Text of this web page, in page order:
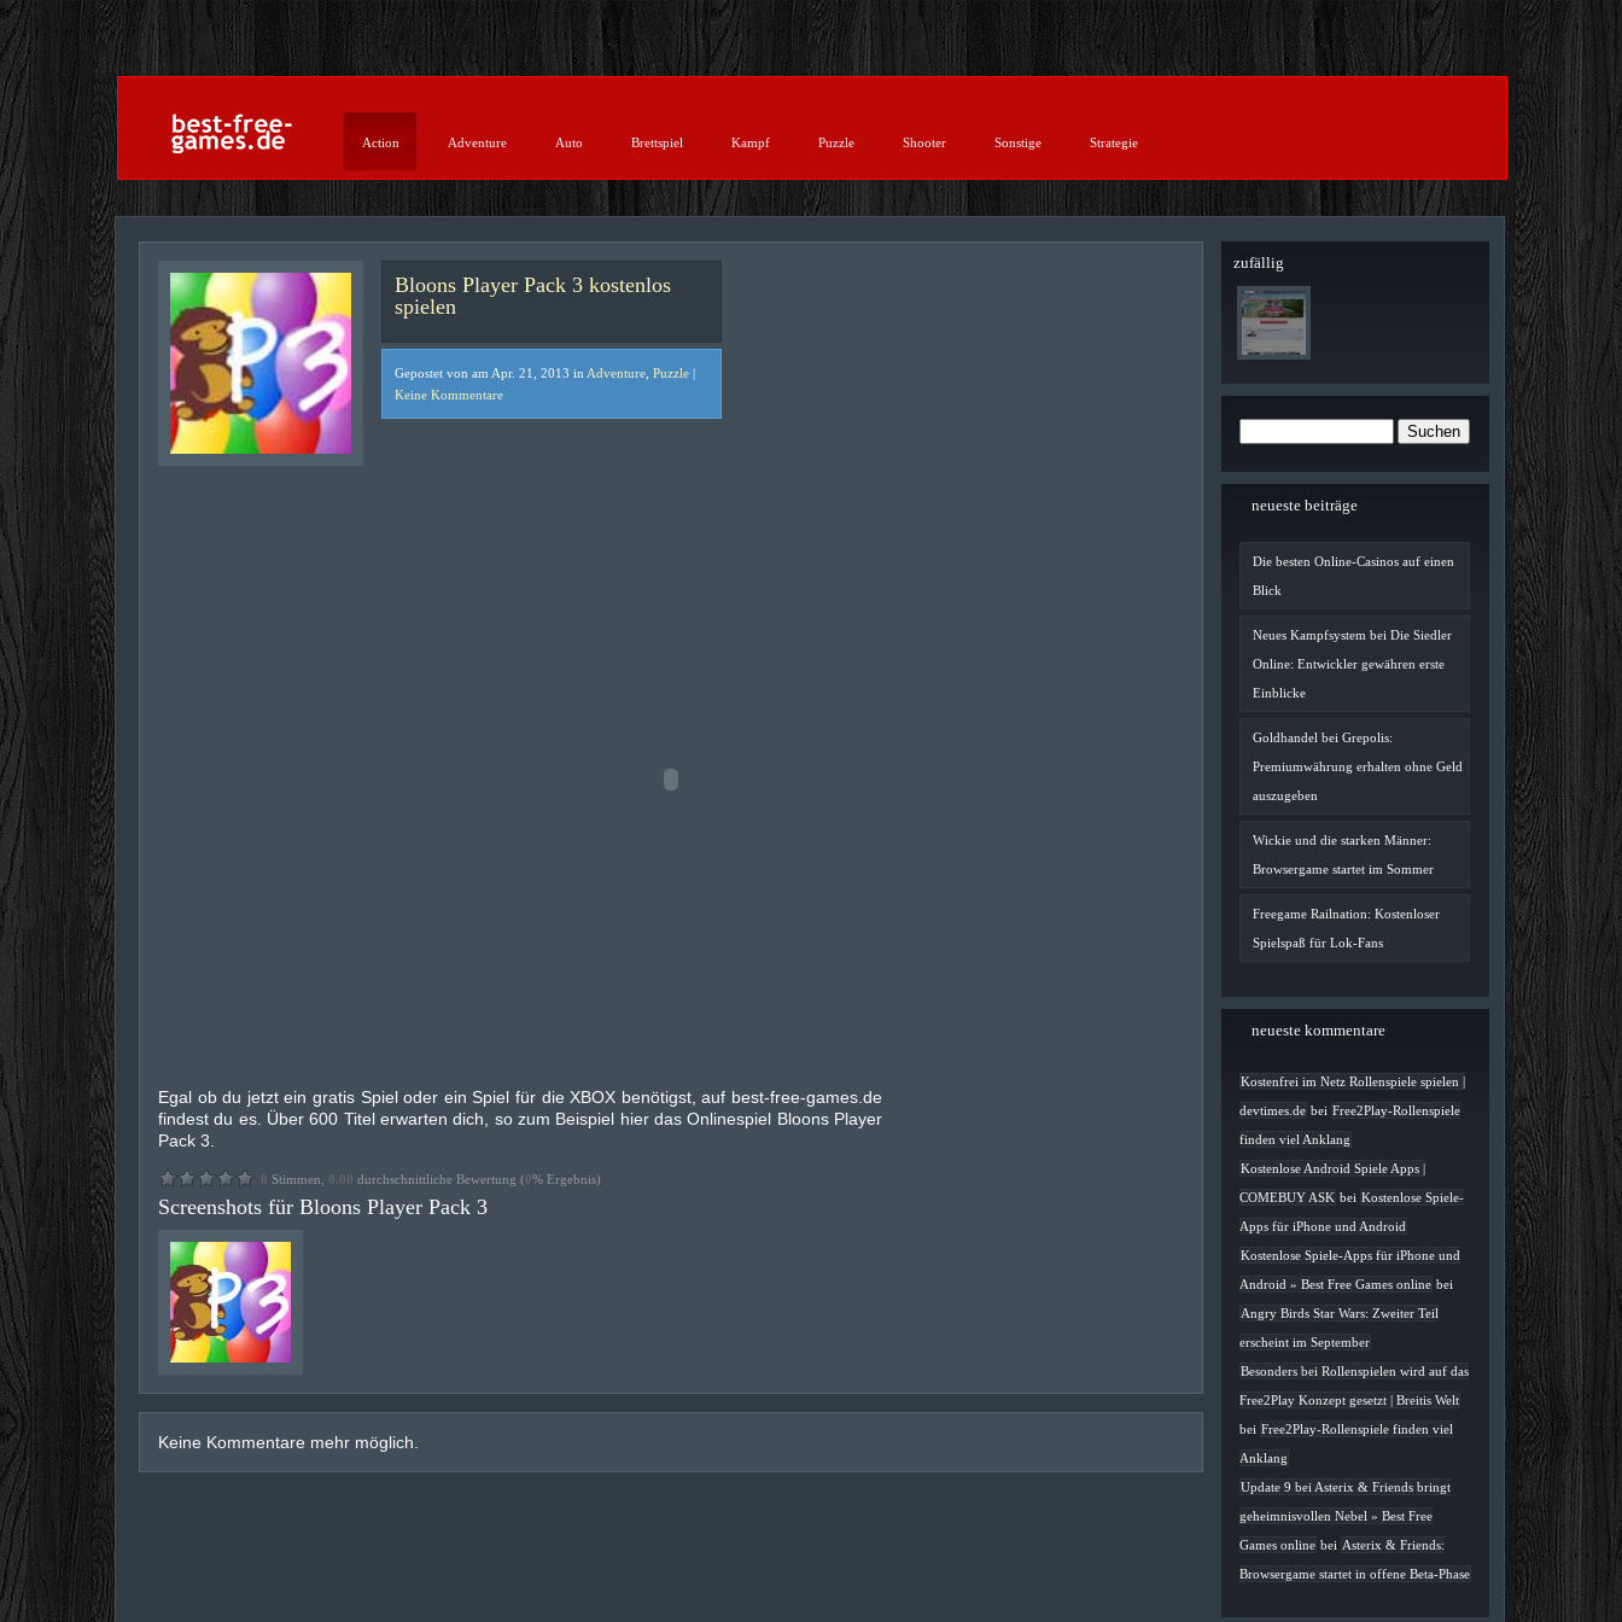
Action Adventure Auto Brettspiel Kampf Puzzle Shooter Sonstige Strategie
Bloons Player Pack 3 kostenlos
spielen
Gepostet von am Apr. 21, 2013 in Adventure Puzzle |
Keine Kommentare
Egal ob du jetzt ein gratis Spiel oder ein Spiel für die XBOX benötigst, auf best-free-games.de
findest du es. Über 600 Titel erwarten dich, so zum Beispiel hier das Onlinespiel Bloons Player
Pack 3.
0 Stimmen, 0.00 durchschnittliche Bewertung (0% Ergebnis)
Screenshots für Bloons Player Pack 3
Keine Kommentare mehr möglich.
zufällig
neueste beiträge
Die besten Online-Casinos auf einen
Blick
Neues Kampfsystem bei Die Siedler
Online: Entwickler gewähren erste
Einblicke
Goldhandel bei Grepolis:
Premiumwährung erhalten ohne Geld
auszugeben
Wickie und die starken Männer:
Browsergame startet im Sommer
Freegame Railnation: Kostenloser
Spielspaß für Lok-Fans
neueste kommentare
Kostenfrei im Netz Rollenspiele spielen |
devtimes.de bei Free2Play-Rollenspiele
finden viel Anklang
Kostenlose Android Spiele Apps |
COMEBUY ASK bei Kostenlose Spiele-
Apps für iPhone und Android
Kostenlose Spiele-Apps für iPhone und
Android » Best Free Games online bei
Angry Birds Star Wars: Zweiter Teil
erscheint im September
Besonders bei Rollenspielen wird auf das
Free2Play Konzept gesetzt | Breitis Welt
bei Free2Play-Rollenspiele finden viel
Anklang
Update 9 bei Asterix & Friends bringt
geheimnisvollen Nebel » Best Free
Games online bei Asterix & Friends:
Browsergame startet in offene Beta-Phase